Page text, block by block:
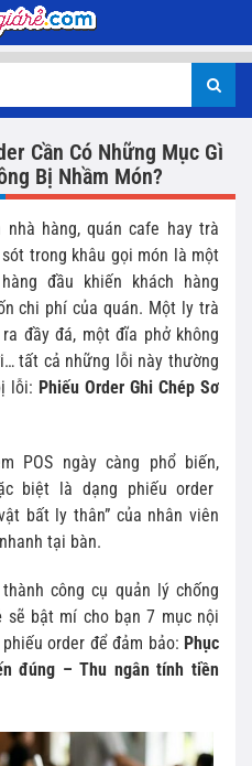
Cần Có Những Mục Gì
Bị Nhầm Món?
nhà hàng,quán cafe hay trà
trong khâu gọi món là một
đầu khiến khách hàng
chi phí của quán. Một ly trà
đầy đá, một đĩa phở không
tất cả những lỗi này thường
lỗi: Phiếu Order Ghi Chép Sơ
POS ngày càng phổ biến,
biệt là dạng phiếu order
bất ly thân” của nhân viên
tại bàn.
công cụ quản lý chống
sẽ bật mí cho bạn 7 mục nội
order để đảm bảo: Phục
đúng – Thu ngân tính tiền